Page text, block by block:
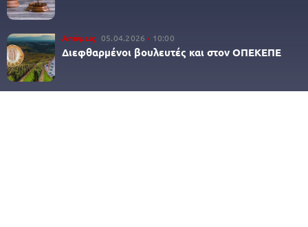
Απόψεις 05.04.2026 10:00
Διεφθαρμένοι βουλευτές και στον ΟΠΕΚΕΠΕ